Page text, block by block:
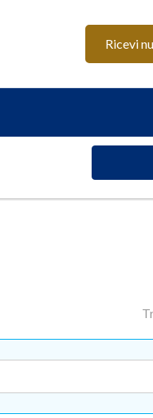
Ricevi